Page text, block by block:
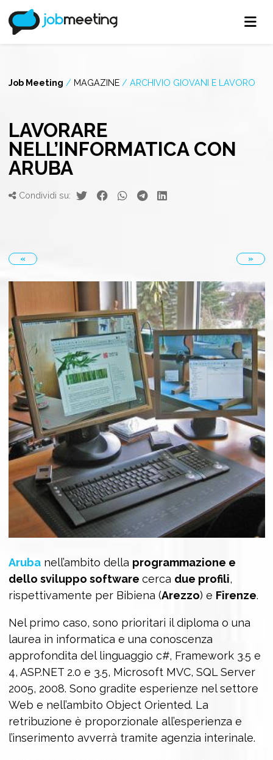
Job Meeting / MAGAZINE / ARCHIVIO GIOVANI E LAVORO
LAVORARE
NELL’INFORMATICA CON
ARUBA
Condividi su:
« »
Arubanell’ambito della programmazione e
dello sviluppo software cerca due profili,
rispettivamente per Bibiena (Arezzo) e Firenze.
Nel primo caso, sono prioritari il diploma o una
laurea in informatica e una conoscenza
approfondita del linguaggio c#, Framework 3.5 e
4, ASP.NET 2.0 e 3.5, Microsoft MVC, SQL Server
2005, 2008. Sono gradite esperienze nel settore
Web e nell’ambito Object Oriented. La
retribuzione è proporzionale all’esperienza e
l’inserimento avverrà tramite agenzia interinale.